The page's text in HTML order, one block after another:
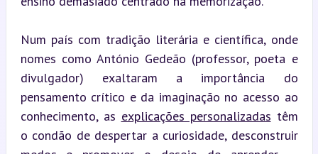
Num país com tradição literária e científica, onde
nomes como António Gedeão (professor, poeta e
divulgador) exaltaram a importância do
pensamento crítico e da imaginação no acesso ao
conhecimento, as explicações personalizadas têm
o condão de despertar a curiosidade, desconstruir